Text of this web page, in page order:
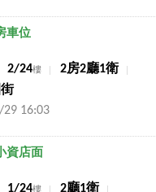
車位
2/24樓
2房2廳1衛
16:03
資店面
1/24樓
2廳1衛